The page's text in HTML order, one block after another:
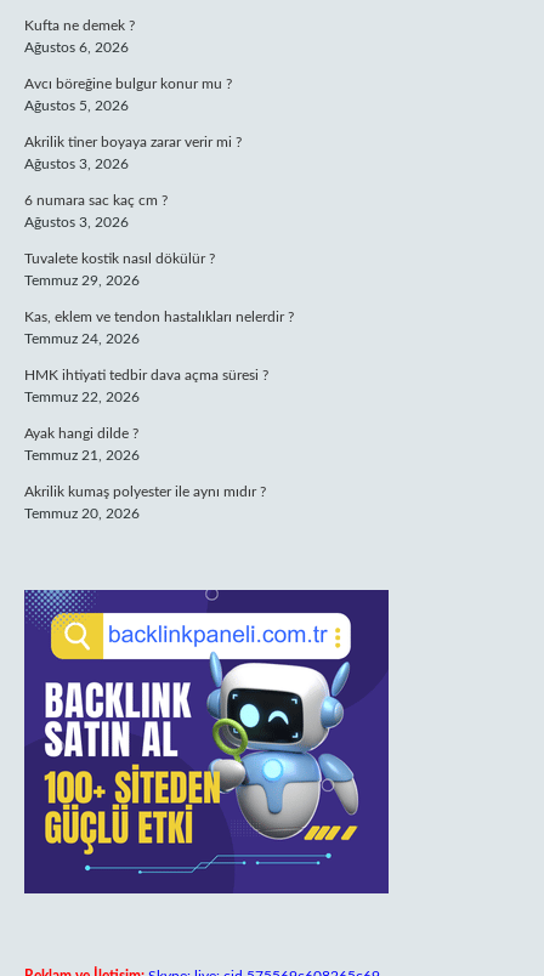
Kufta ne demek ?
Ağustos 6, 2026
Avcı böreğine bulgur konur mu ?
Ağustos 5, 2026
Akrilik tiner boyaya zarar verir mi ?
Ağustos 3, 2026
6 numara sac kaç cm ?
Ağustos 3, 2026
Tuvalete kostik nasıl dökülür ?
Temmuz 29, 2026
Kas, eklem ve tendon hastalıkları nelerdir ?
Temmuz 24, 2026
HMK ihtiyati tedbir dava açma süresi ?
Temmuz 22, 2026
Ayak hangi dilde ?
Temmuz 21, 2026
Akrilik kumaş polyester ile aynı mıdır ?
Temmuz 20, 2026